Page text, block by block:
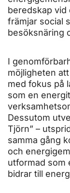
beredskap vid
främjar social
besöksnäring
I
möjligheten
med fokus på
som en
Dessutom
Tjörn” –
samma gång
och
utformad som
bidrar till